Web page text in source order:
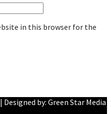
in this browser for the
by: Green Star Media